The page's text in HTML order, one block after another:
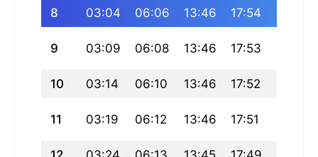
8 03:04 06:06 13:46 17:54
9 03:09 06:08 13:46 17:53
10 03:14 06:10 13:46 17:52
11 03:19 06:12 13:46 17:51